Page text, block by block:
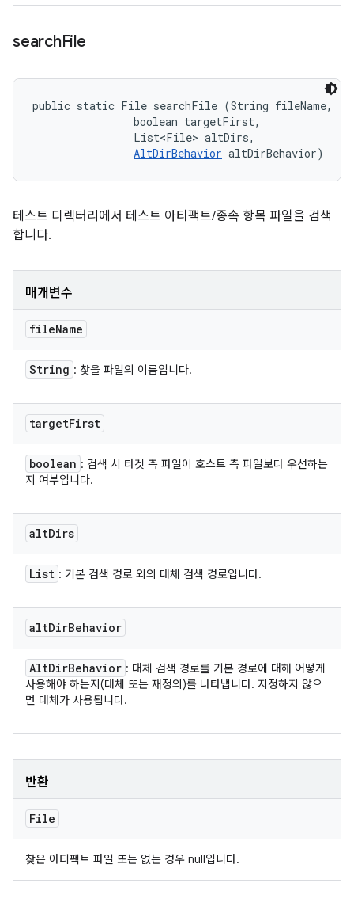
searchFile
public static File searchFile (String fileName,
                boolean targetFirst,
                List<File> altDirs,
AltDirBehavior altDirBehavior)
테스트 디렉터리에서 테스트 아티팩트/종속 항목 파일을 검색
합니다.
매개변수
fileName
String : 찾을 파일의 이름입니다.
targetFirst
boolean : 검색 시 타겟 측 파일이 호스트 측 파일보다 우선하는
지 여부입니다.
altDirs
List : 기본 검색 경로 외의 대체 검색 경로입니다.
altDirBehavior
AltDirBehavior : 대체 검색 경로를 기본 경로에 대해 어떻게
사용해야 하는지(대체 또는 재정의)를 나타냅니다. 지정하지 않으
면 대체가 사용됩니다.
반환
File
찾은 아티팩트 파일 또는 없는 경우 null입니다.